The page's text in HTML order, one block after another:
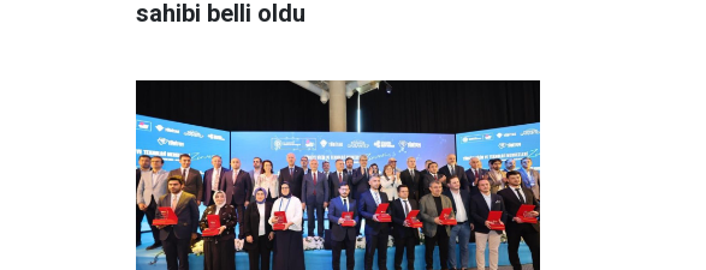
sahibi belli oldu